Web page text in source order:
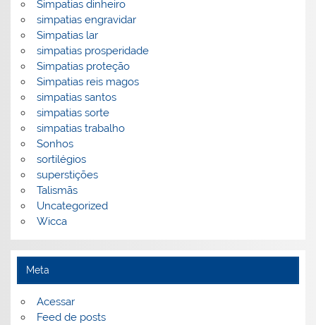
Simpatias dinheiro
simpatias engravidar
Simpatias lar
simpatias prosperidade
Simpatias proteção
Simpatias reis magos
simpatias santos
simpatias sorte
simpatias trabalho
Sonhos
sortilégios
superstições
Talismãs
Uncategorized
Wicca
Meta
Acessar
Feed de posts